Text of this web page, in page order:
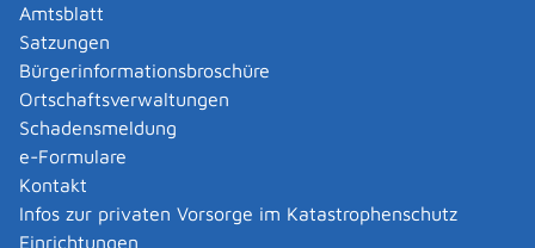
Amtsblatt
Satzungen
Bürgerinformationsbroschüre
Ortschaftsverwaltungen
Schadensmeldung
e-Formulare
Kontakt
Infos zur privaten Vorsorge im Katastrophenschutz
Einrichtungen
Ordnungsamt
Hausanschrift
Trochtelfinger Straße 1
72820 Tourist-Information Sonnenbühl
Zur elektronischen Fahrplanauskunft